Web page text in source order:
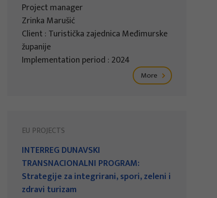
Project manager
Zrinka Marušić
Client : Turistička zajednica Međimurske
županije
Implementation period : 2024
More
EU PROJECTS
INTERREG DUNAVSKI
TRANSNACIONALNI PROGRAM:
Strategije za integrirani, spori, zeleni i
zdravi turizam